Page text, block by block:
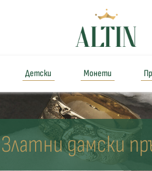
Детски Монети
Златни дамски